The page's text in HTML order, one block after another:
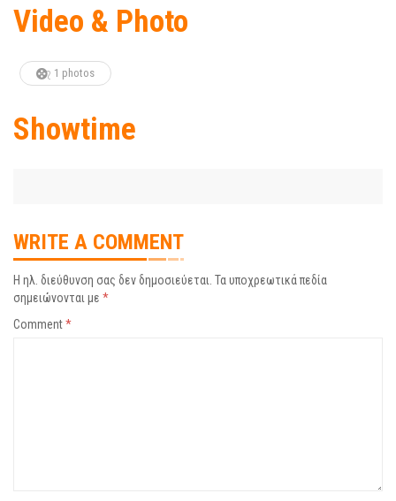
Video & Photo
1 photos
Showtime
WRITE A COMMENT
Η ηλ. διεύθυνση σας δεν δημοσιεύεται. Τα υποχρεωτικά πεδία
σημειώνονται με *
Comment*